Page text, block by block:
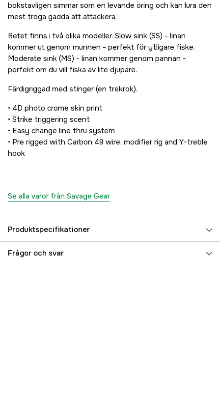
bokstavligen simmar som en levande öring och kan lura den
mest tröga gädda att attackera.
Betet finns i två olika modeller. Slow sink (SS) - linan
kommer ut genom munnen - perfekt för ytligare fiske.
Moderate sink (MS) - linan kommer genom pannan -
perfekt om du vill fiska av lite djupare.
Färdigriggad med stinger (en trekrok).
• 4D photo crome skin print
• Strike triggering scent
• Easy change line thru system
• Pre rigged with Carbon 49 wire, modifier rig and Y-treble
hook
Se alla varor från Savage Gear
Produktspecifikationer
Krokstorlek, drag 2/0
Frågor och svar